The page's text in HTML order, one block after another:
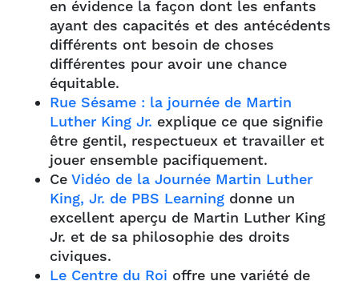
en évidence la façon dont les enfants
ayant des capacités et des antécédents
différents ont besoin de choses
différentes pour avoir une chance
équitable.
Rue Sésame : la journée de Martin
Luther King Jr. explique ce que signifie
être gentil, respectueux et travailler et
jouer ensemble pacifiquement.
Ce Vidéo de la Journée Martin Luther
King, Jr. de PBS Learning donne un
excellent aperçu de Martin Luther King
Jr. et de sa philosophie des droits
civiques.
Le Centre du Roi offre une variété de